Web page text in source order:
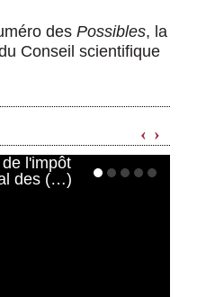
des Possibles, la
Conseil scientifique
‹ ›